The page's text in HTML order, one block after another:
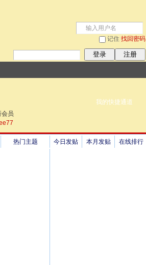
记住 找回密码
登录 注册
我的快捷通道
会员
热门主题 今日发贴 本月发贴
在线排行
问祖